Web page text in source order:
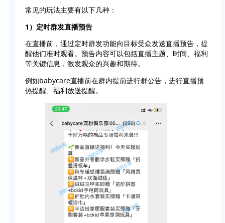
常见的玩法主要有以下几种：
1）定时群发直播预告
在直播前，通过定时群发功能向目标受众发送直播预告，提
醒他们准时观看。预告内容可以包括直播主题、时间、福利
等关键信息，激发观众的兴趣和期待。
例如babycare直播前在群内提前进行群公告，进行直播预
热提醒、福利放送提醒。